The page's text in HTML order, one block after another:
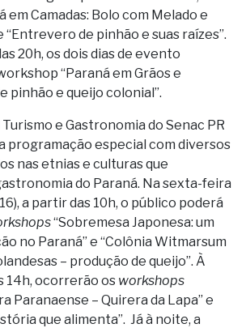
em Camadas: Bolo com Melado e
“Entrevero de pinhão e suas raízes”.
20h, os dois dias de evento
“Paraná em Grãos e
pinhão e queijo colonial”.
e Gastronomia do Senac PR
programação especial com diversos
nas etnias e culturas que
do Paraná. Na sexta-feira
a partir das 10h, o público poderá
“Sobremesa Japonesa: um
no Paraná” e “Colônia Witmarsum
– produção de queijo”. À
14h, ocorrerão os workshops
Paranaense – Quirera da Lapa” e
que alimenta”. Já à noite, a